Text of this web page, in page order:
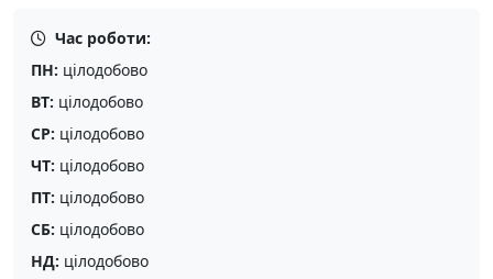
Час роботи:
ПН: цілодобово
ВТ: цілодобово
СР: цілодобово
ЧТ: цілодобово
ПТ: цілодобово
СБ: цілодобово
НД: цілодобово